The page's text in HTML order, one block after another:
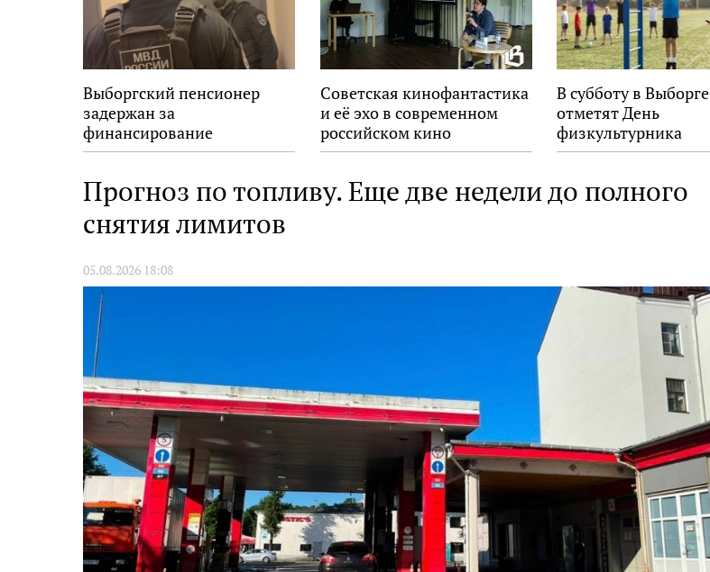
Выборгский пенсионер
задержан за
финансирование
экстремизма
Советская кинофантастика
и её эхо в современном
российском кино
В субботу в Выборге
отметят День
физкультурника
Прогноз по топливу. Еще две недели до полного
снятия лимитов
05.08.2026 18:08